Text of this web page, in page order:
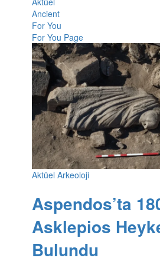
Ancient
For You
For You Page
Aktüel Arkeoloji
Aspendos’ta
Asklepios
Bulundu